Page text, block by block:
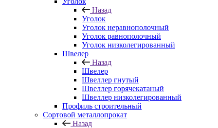
Назад
Уголок
Уголок неравнополочный
Уголок равнополочный
Уголок низколегированный
Швелер
Назад
Швелер
Швеллер гнутый
Швеллер горячекатаный
Швеллер низколегированный
Профиль строительный
Сортовой металлопрокат
Назад